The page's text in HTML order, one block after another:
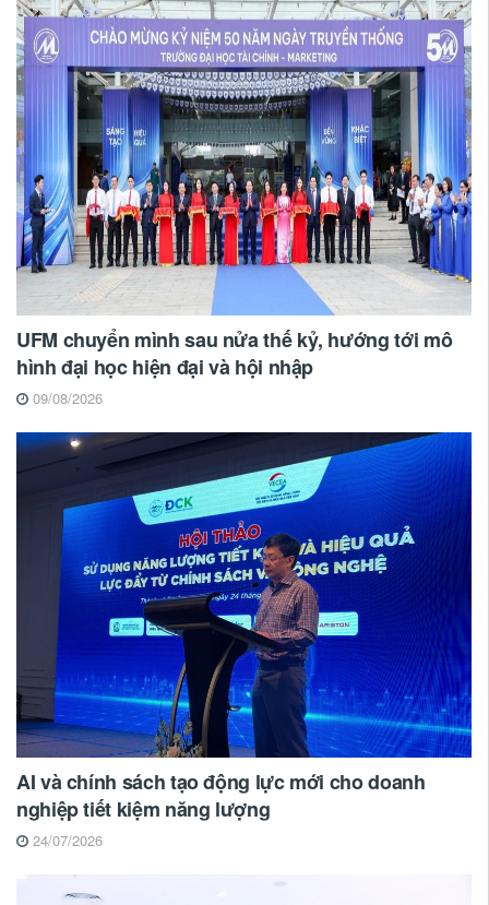
UFM chuyển mình sau nửa thế kỷ, hướng tới mô
hình đại học hiện đại và hội nhập
09/08/2026
AI và chính sách tạo động lực mới cho doanh
nghiệp tiết kiệm năng lượng
24/07/2026